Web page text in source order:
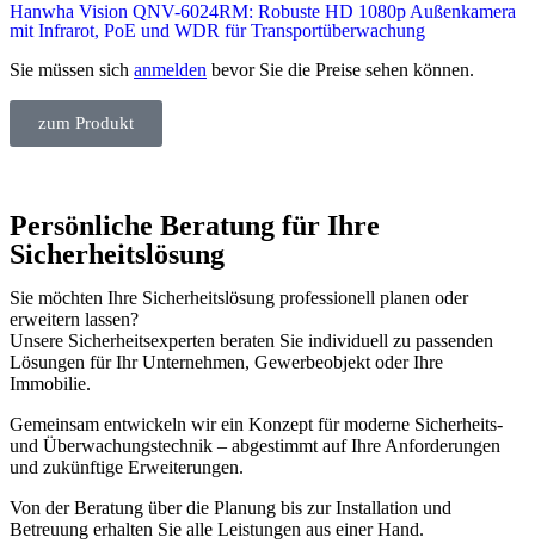
Hanwha Vision QNV-6024RM: Robuste HD 1080p Außenkamera
mit Infrarot, PoE und WDR für Transportüberwachung
Sie müssen sich anmelden bevor Sie die Preise sehen können.
zum Produkt
Persönliche Beratung für Ihre
Sicherheitslösung
Sie möchten Ihre Sicherheitslösung professionell planen oder
erweitern lassen?
Unsere Sicherheitsexperten beraten Sie individuell zu passenden
Lösungen für Ihr Unternehmen, Gewerbeobjekt oder Ihre
Immobilie.
Gemeinsam entwickeln wir ein Konzept für moderne Sicherheits-
und Überwachungstechnik – abgestimmt auf Ihre Anforderungen
und zukünftige Erweiterungen.
Von der Beratung über die Planung bis zur Installation und
Betreuung erhalten Sie alle Leistungen aus einer Hand.